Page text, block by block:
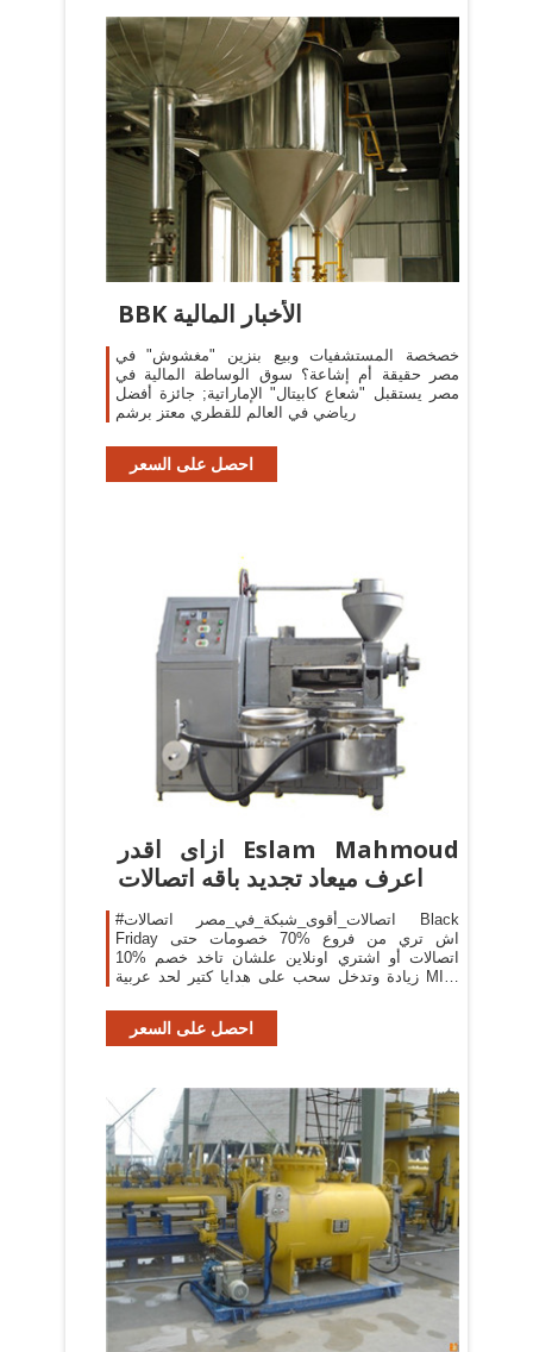
BBK الأخبار المالية
خصخصة المستشفيات وبيع بنزين "مغشوش" في
مصر حقيقة أم إشاعة؟ سوق الوساطة المالية في
مصر يستقبل "شعاع كابيتال" الإماراتية; جائزة أفضل
رياضي في العالم للقطري معتز برشم
احصل على السعر
‫Eslam Mahmoud ازاى اقدر
اعرف ميعاد تجديد باقه اتصالات
#اتصالات_أقوى_شبكة_في_مصر اتصالات ‪Black
Friday‬ خصومات حتى ‪70%‬ اش تري من فروع
اتصالات أو اشتري اونلاين علشان تاخد خصم %10
زيادة وتدخل سحب على هدايا كتير لحد عربية ‪MINI‬
تمت
احصل على السعر